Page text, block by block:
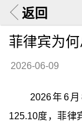
返回
菲律宾为
2026-06-09
2026年6
125.10度，菲律